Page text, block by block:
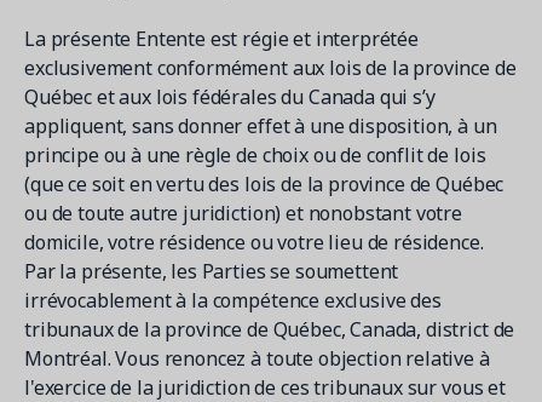
La présente Entente est régie et interprétée
exclusivement conformément aux lois de la province de
Québec et aux lois fédérales du Canada qui s’y
appliquent, sans donner effet à une disposition, à un
principe ou à une règle de choix ou de conflit de lois
(que ce soit en vertu des lois de la province de Québec
ou de toute autre juridiction) et nonobstant votre
domicile, votre résidence ou votre lieu de résidence.
Par la présente, les Parties se soumettent
irrévocablement à la compétence exclusive des
tribunaux de la province de Québec, Canada, district de
Montréal. Vous renoncez à toute objection relative à
l'exercice de la juridiction de ces tribunaux sur vous et